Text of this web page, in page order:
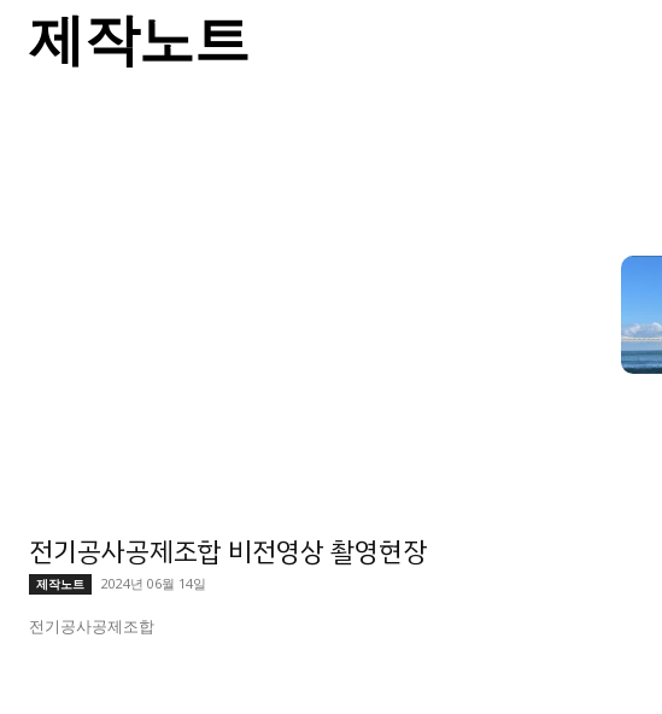
제작노트
전기공사공제조합 비전영상 촬영현장
제작노트 2024년 06월 14일
전기공사공제조합